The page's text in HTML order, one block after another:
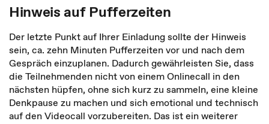
Hinweis auf Pufferzeiten
Der letzte Punkt auf Ihrer Einladung sollte der Hinweis
sein, ca. zehn Minuten Puf­ferzeiten vor und nach dem
Gespräch einzuplanen. Dadurch gewährleisten Sie, dass
die Teilnehmenden nicht von einem Onlinecall in den
nächsten hüpfen, ohne sich kurz zu sammeln, eine kleine
Denkpause zu machen und sich emotional und technisch
auf den Videocall vorzubereiten. Das ist ein weiterer